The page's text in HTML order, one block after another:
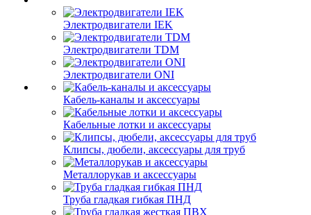
Электродвигатели IEK
Электродвигатели TDM
Электродвигатели ONI
Кабель-каналы и аксессуары
Кабельные лотки и аксессуары
Клипсы, дюбели, аксессуары для труб
Металлорукав и аксессуары
Труба гладкая гибкая ПНД